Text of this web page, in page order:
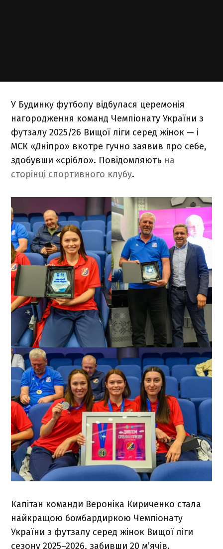
У Будинку футболу відбулася церемонія
нагородження команд Чемпіонату України з
футзалу 2025/26 Вищої ліги серед жінок — і
МСК «Дніпро» вкотре гучно заявив про себе,
здобувши «срібло». Повідомляють на
сторінці спортивного клубу.
Капітан команди Вероніка Кириченко стала
найкращою бомбардиркою Чемпіонату
України з футзалу серед жінок Вищої ліги
сезону 2025–2026, забивши 20 м’ячів.